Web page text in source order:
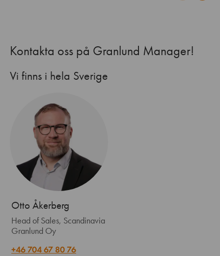
Kontakta oss på Granlund Manager!
Vi finns i hela Sverige
Otto Åkerberg
Head of Sales, Scandinavia
Granlund Oy
+46 704 67 80 76